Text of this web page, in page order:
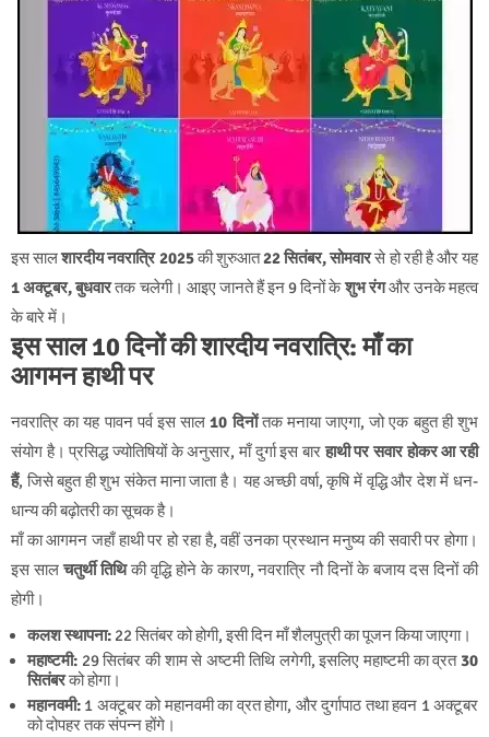
इस सालशारदीय नवरात्रि 2025की शुरुआत22 सितंबर, सोमवारसे हो रही है और यह
1 अक्टूबर, बुधवारतक चलेगी। आइए जानते हैं इन 9 दिनों केशुभ रंगऔर उनके महत्व
के बारे में।
इस साल 10 दिनों की शारदीय नवरात्रि: माँ का
आगमन हाथी पर
नवरात्रि का यह पावन पर्व इस साल10 दिनोंतक मनाया जाएगा, जो एक बहुत ही शुभ
संयोग है। प्रसिद्ध ज्योतिषियों के अनुसार, माँ दुर्गा इस बारहाथी पर सवार होकर आ रही
हैं, जिसे बहुत ही शुभ संकेत माना जाता है। यह अच्छी वर्षा, कृषि में वृद्धि और देश में धन-
धान्य की बढ़ोतरी का सूचक है।
माँ का आगमन जहाँ हाथी पर हो रहा है, वहीं उनका प्रस्थान मनुष्य की सवारी पर होगा।
इस सालचतुर्थी तिथिकी वृद्धि होने के कारण, नवरात्रि नौ दिनों के बजाय दस दिनों की
होगी।
कलश स्थापना: 22 सितंबर को होगी, इसी दिन माँ शैलपुत्री का पूजन किया जाएगा।
महाष्टमी: 29 सितंबर की शाम से अष्टमी तिथि लगेगी, इसलिए महाष्टमी का व्रत 30
सितंबरको होगा।
महानवमी: 1 अक्टूबर को महानवमी का व्रत होगा, और दुर्गापाठ तथा हवन 1 अक्टूबर
को दोपहर तक संपन्न होंगे।